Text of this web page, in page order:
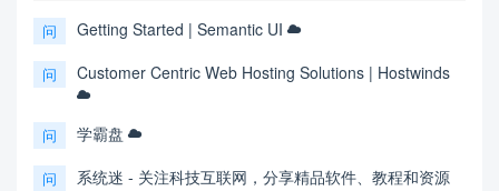
问 Getting Started | Semantic UI
问 Customer Centric Web Hosting Solutions | Hostwinds
问 学霸盘
问 系统迷 - 关注科技互联网，分享精品软件、教程和资源